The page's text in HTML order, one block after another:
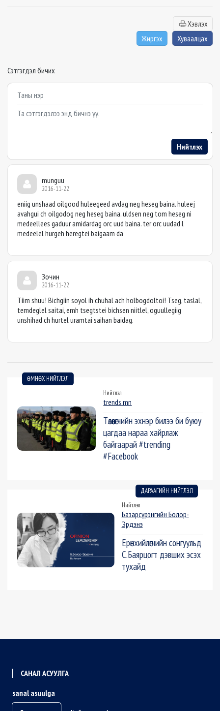
Хэвлэх
Жиргэх
Хуваалцах
Сэтгэгдэл бичих
Example textarea
Нийтлэх
munguu
2016-11-22
eniig unshaad oilgood huleegeed avdag neg heseg baina. huleej
avahgui ch oilgodog neg heseg baina. uldsen neg tom heseg ni
medeellees gaduur amidardag orc uud baina. ter orc uudad l
medeelel hurgeh heregtei baigaam da
Зочин
2016-11-22
Tiim shuu! Bichgiin soyol ih chuhal ach holbogdoltoi! Tseg, taslal,
temdeglel saitai, emh tsegtstei bichsen niitlel, oguullegiig
unshihad ch hurtel uramtai saihan baidag.
ӨМНӨХ НИЙТЛЭЛ
Нийтлэл
trends.mn
Төлөөлөгчийн эхнэр билээ би буюу
цагдаа нараа хайрлаж
байгаарай #trending
#Facebook
ДАРААГИЙН НИЙТЛЭЛ
Нийтлэл
Базарсүрэнгийн Болор-
Эрдэнэ
Ерөнхийлөгчийн сонгуульд
С.Баярцогт дэвших эсэх
тухайд
САНАЛ АСУУЛГА
sanal asuulga